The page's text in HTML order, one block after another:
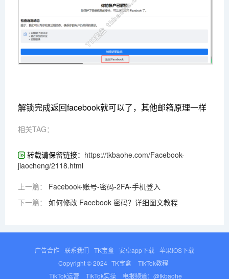
解锁完成返回facebook就可以了，其他邮箱原理一样
相关TAG：
转载请保留链接： https://tkbaohe.com/Facebook-
jiaocheng/2118.html
上一篇：
Facebook-账号-密码-2FA-手机登入
下一篇：
如何修改 Facebook 密码？详细图文教程
广告合作 联系我们 TK宝盒 安卓app下载 苹果IOS下载
Copyright © 2024 TK宝盒
TikTok教程
TikTok运营
TikTok实操 电报频道：@tkbaohe